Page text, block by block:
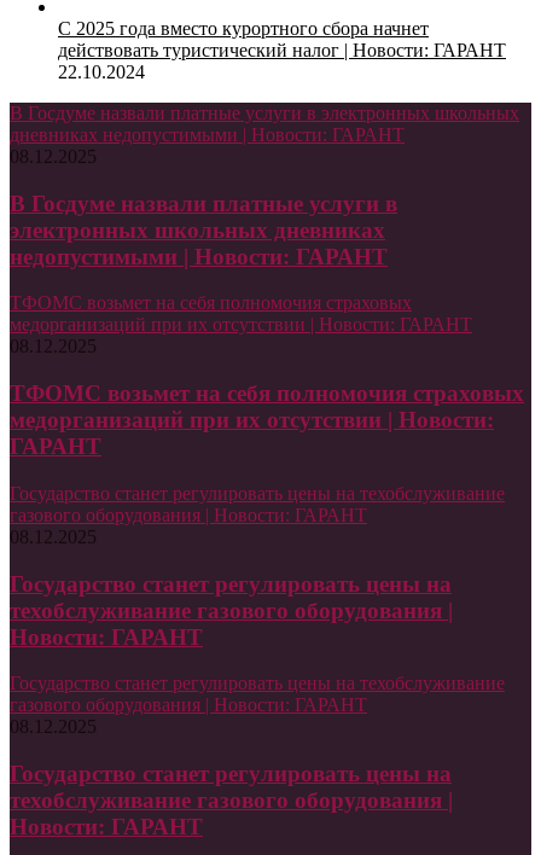
С 2025 года вместо курортного сбора начнет
действовать туристический налог | Новости: ГАРАНТ
22.10.2024
В Госдуме назвали платные услуги в электронных школьных
дневниках недопустимыми | Новости: ГАРАНТ
08.12.2025
В Госдуме назвали платные услуги в
электронных школьных дневниках
недопустимыми | Новости: ГАРАНТ
ТФОМС возьмет на себя полномочия страховых
медорганизаций при их отсутствии | Новости: ГАРАНТ
08.12.2025
ТФОМС возьмет на себя полномочия страховых
медорганизаций при их отсутствии | Новости:
ГАРАНТ
Государство станет регулировать цены на техобслуживание
газового оборудования | Новости: ГАРАНТ
08.12.2025
Государство станет регулировать цены на
техобслуживание газового оборудования |
Новости: ГАРАНТ
Государство станет регулировать цены на техобслуживание
газового оборудования | Новости: ГАРАНТ
08.12.2025
Государство станет регулировать цены на
техобслуживание газового оборудования |
Новости: ГАРАНТ